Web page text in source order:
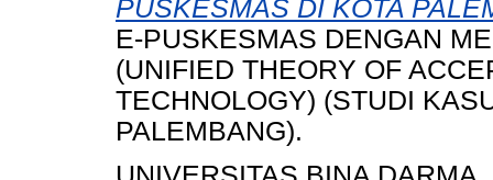
PUSKESMAS DI KOTA
E-PUSKESMAS DENGAN
(UNIFIED THEORY OF
TECHNOLOGY) (STUDI
PALEMBANG).